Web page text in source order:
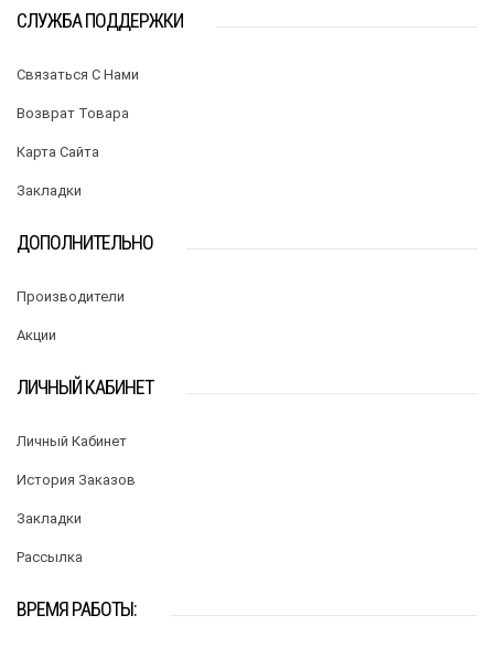
СЛУЖБА ПОДДЕРЖКИ
Связаться С Нами
Возврат Товара
Карта Сайта
Закладки
ДОПОЛНИТЕЛЬНО
Производители
Акции
ЛИЧНЫЙ КАБИНЕТ
Личный Кабинет
История Заказов
Закладки
Рассылка
ВРЕМЯ РАБОТЫ: